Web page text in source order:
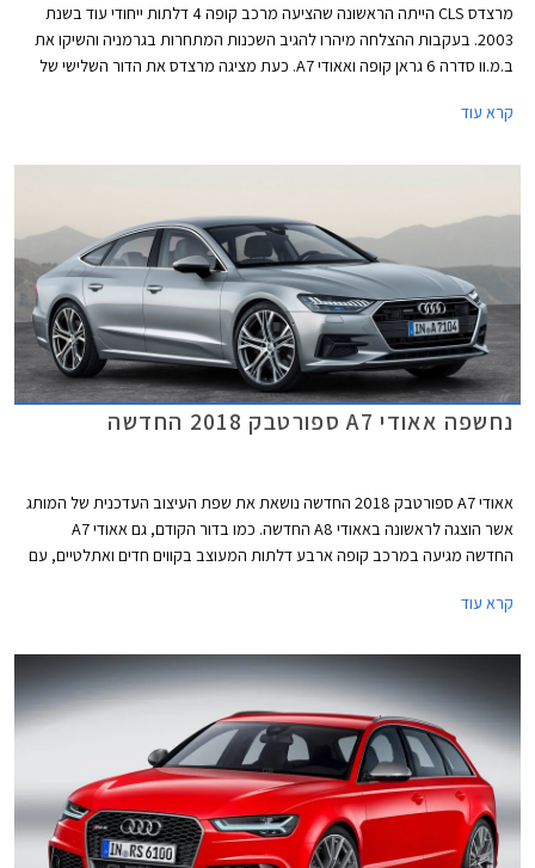
מרצדס CLS הייתה הראשונה שהציעה מרכב קופה 4 דלתות ייחודי עוד בשנת
2003. בעקבות ההצלחה מיהרו להגיב השכנות המתחרות בגרמניה והשיקו את
ב.מ.וו סדרה 6 גראן קופה ואאודי A7. כעת מציגה מרצדס את הדור השלישי של
פגוש אגרסיבי, וגריל גדול שבמרכזו מנצנץ סמל גדול של המותג. מכסה המנוע
האחורי מציג קווים חלקים ונטולי קימורים, עם גג הגולש בהמשכיות אל מכסה תא
קרא עוד
נחשפה אאודי A7 ספורטבק 2018 החדשה
אאודי A7 ספורטבק 2018 החדשה נושאת את שפת העיצוב העדכנית של המותג
אשר הוצגה לראשונה באאודי A8 החדשה. כמו בדור הקודם, גם אאודי A7
החדשה מגיעה במרכב קופה ארבע דלתות המעוצב בקווים חדים ואתלטיים, עם
ונמוך יותר מקודמו. גופי התאורה צרים וזמינים בשלוש גרסאות, הבכירה ביותר
אינץ' (בגרסה הבכירה) וקשתות גלגלים בולטות להענקת מראה שרירי המשלב
אלמנטים עיצוביים מאאודי קוואטרו המיתולוגית.
קרא עוד